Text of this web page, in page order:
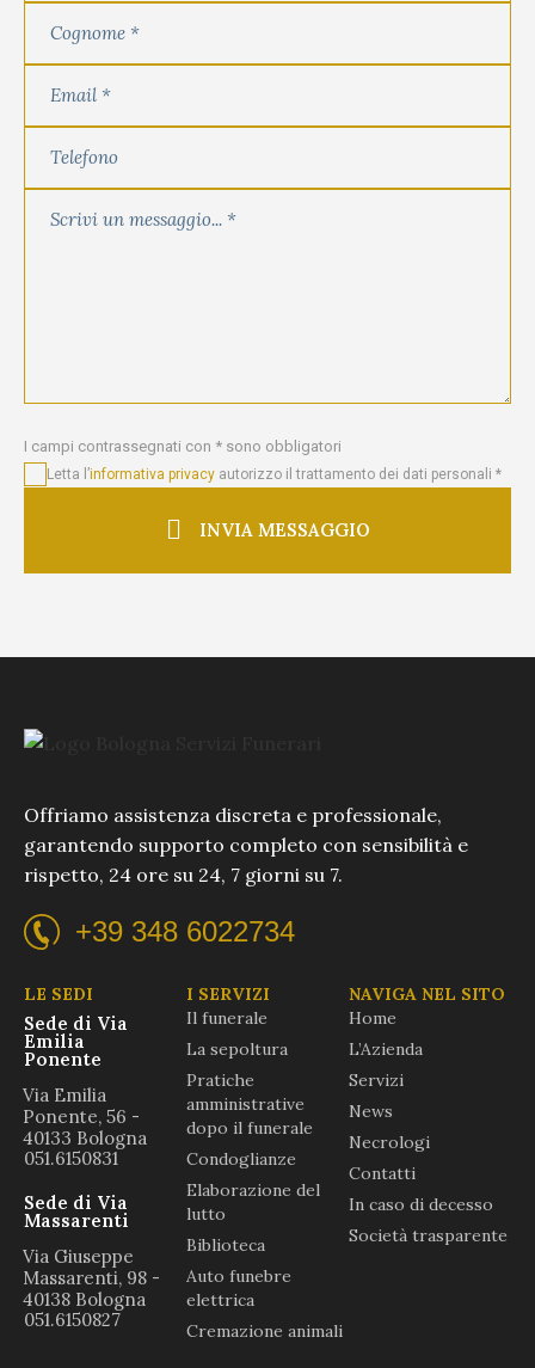
I campi contrassegnati con * sono obbligatori
Letta l’informativa privacy autorizzo il trattamento dei dati personali *
INVIA MESSAGGIO
Offriamo assistenza discreta e professionale,
garantendo supporto completo con sensibilità e
rispetto, 24 ore su 24, 7 giorni su 7.
+39 348 6022734
LE SEDI
Sede di Via
Emilia
Ponente
Via Emilia
Ponente, 56 -
40133 Bologna
051.6150831
Sede di Via
Massarenti
Via Giuseppe
Massarenti, 98 -
40138 Bologna
051.6150827
I SERVIZI
Il funerale
La sepoltura
Pratiche
amministrative
dopo il funerale
Condoglianze
Elaborazione del
lutto
Biblioteca
Auto funebre
elettrica
Cremazione animali
NAVIGA NEL SITO
Home
L’Azienda
Servizi
News
Necrologi
Contatti
In caso di decesso
Società trasparente